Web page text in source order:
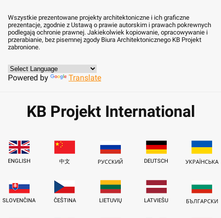
Wszystkie prezentowane projekty architektoniczne i ich graficzne
prezentacje, zgodnie z Ustawą o prawie autorskim i prawach pokrewnych
podlegają ochronie prawnej. Jakiekolwiek kopiowanie, opracowywanie i
przerabianie, bez pisemnej zgody Biura Architektonicznego KB Projekt
zabronione.
Powered by Translate
KB Projekt International
ENGLISH 中文 РУССКИЙ DEUTSCH УКРАЇНСЬКА
SLOVENČINA ČEŠTINA LIETUVIŲ LATVIEŠU БЪЛГАРСКИ